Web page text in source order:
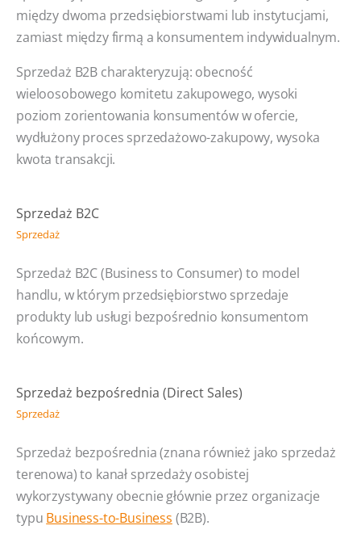
między dwoma przedsiębiorstwami lub instytucjami,
zamiast między firmą a konsumentem indywidualnym.
Sprzedaż B2B charakteryzują: obecność
wieloosobowego komitetu zakupowego, wysoki
poziom zorientowania konsumentów w ofercie,
wydłużony proces sprzedażowo-zakupowy, wysoka
kwota transakcji.
Sprzedaż B2C
Sprzedaż
Sprzedaż B2C (Business to Consumer) to model
handlu, w którym przedsiębiorstwo sprzedaje
produkty lub usługi bezpośrednio konsumentom
końcowym.
Sprzedaż bezpośrednia (Direct Sales)
Sprzedaż
Sprzedaż bezpośrednia (znana również jako sprzedaż
terenowa) to kanał sprzedaży osobistej
wykorzystywany obecnie głównie przez organizacje
typu Business-to-Business (B2B).